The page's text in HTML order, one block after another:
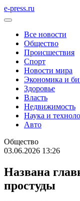
e-press.ru
Все новости
Общество
Происшествия
Спорт
Новости мира
Экономика и
Здоровье
Власть
Недвижимость
Наука и
Авто
Общество
03.06.2026 13:26
Названа
простуды